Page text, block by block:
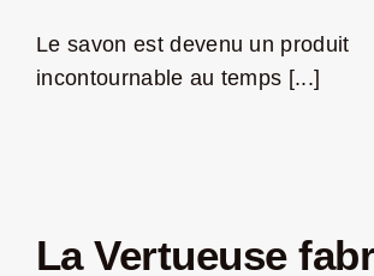
Le savon est devenu un produit
incontournable au temps [...]
La Vertueuse